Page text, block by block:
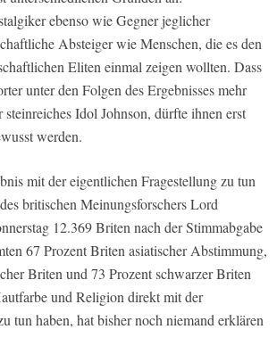
ebenso wie Gegner jeglicher
Absteiger wie Menschen, die es den
Eliten einmal zeigen wollten. Dass
unter den Folgen des Ergebnisses mehr
Idol Johnson, dürfte ihnen erst
werden.
mit der eigentlichen Fragestellung zu tun
britischen Meinungsforschers Lord
12.369 Briten nach der Stimmabgabe
67 Prozent Briten asiatischer Abstimmung,
Briten und 73 Prozent schwarzer Briten
und Religion direkt mit der
tun haben, hat bisher noch niemand erklären